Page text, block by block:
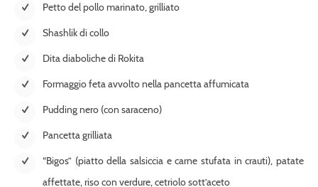
Petto del pollo marinato, grilliato
Shashlik di collo
Dita diaboliche di Rokita
Formaggio feta avvolto nella pancetta affumicata
Pudding nero (con saraceno)
Pancetta grilliata
“Bigos” (piatto della salsiccia e carne stufata in crauti), patate
affettate, riso con verdure, cetriolo sott’aceto